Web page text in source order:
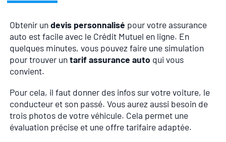
Obtenir undevis personnalisé pour votre assurance
auto est facile avec le Crédit Mutuel en ligne. En
quelques minutes, vous pouvez faire une simulation
pour trouver untarif assurance auto qui vous
convient.
Pour cela, il faut donner des infos sur votre voiture, le
conducteur et son passé. Vous aurez aussi besoin de
trois photos de votre véhicule. Cela permet une
évaluation précise et une offre tarifaire adaptée.